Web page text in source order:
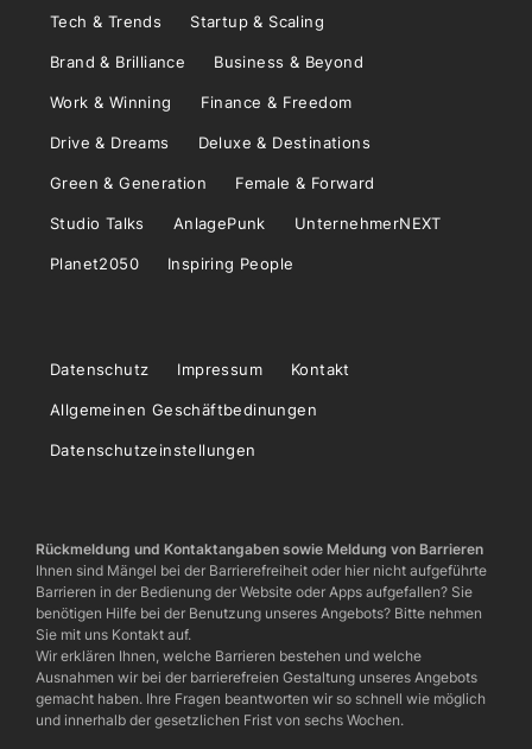
Tech & Trends Startup & Scaling
Brand & Brilliance Business & Beyond
Work & Winning Finance & Freedom
Drive & Dreams Deluxe & Destinations
Green & Generation Female & Forward
Studio Talks AnlagePunk UnternehmerNEXT
Planet2050 Inspiring People
Datenschutz Impressum Kontakt
Allgemeinen Geschäftbedinungen
Datenschutzeinstellungen
Rückmeldung und Kontaktangaben sowie Meldung von Barrieren
Ihnen sind Mängel bei der Barrierefreiheit oder hier nicht aufgeführte
Barrieren in der Bedienung der Website oder Apps aufgefallen? Sie
benötigen Hilfe bei der Benutzung unseres Angebots? Bitte nehmen
Sie mit uns Kontakt auf.
Wir erklären Ihnen, welche Barrieren bestehen und welche
Ausnahmen wir bei der barrierefreien Gestaltung unseres Angebots
gemacht haben. Ihre Fragen beantworten wir so schnell wie möglich
und innerhalb der gesetzlichen Frist von sechs Wochen.